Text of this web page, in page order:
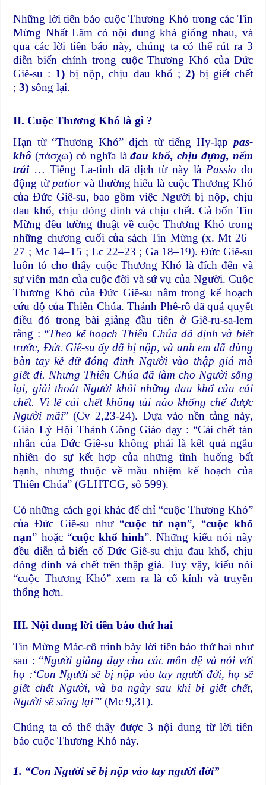
Những lời tiên báo cuộc Thương Khó trong các Tin
Mừng Nhất Lãm có nội dung khá giống nhau, và
qua các lời tiên báo này, chúng ta có thể rút ra 3
diễn biến chính trong cuộc Thương Khó của Đức
Giê-su : 1) bị nộp, chịu đau khổ ; 2)bị giết chết
;3) sống lại.
II. Cuộc Thương Khó là gì ?
Hạn từ “Thương Khó” dịch từ tiếng Hy-lạp pas-
khô (πάσχω) có nghĩa làđau khổ, chịu đựng, nếm
trải … Tiếng La-tinh đã dịch từ này là Passio do
động từ patiorvà thường hiểu là cuộc Thương Khó
của Đức Giê-su, bao gồm việc Người bị nộp, chịu
đau khổ, chịu đóng đinh và chịu chết. Cả bốn Tin
Mừng đều tường thuật về cuộc Thương Khó trong
những chương cuối của sách Tin Mừng (x. Mt 26–
27 ; Mc 14–15 ; Lc 22–23 ; Ga 18–19). Đức Giê-su
luôn tỏ cho thấy cuộc Thương Khó là đích đến và
sự viên mãn của cuộc đời và sứ vụ của Người. Cuộc
Thương Khó của Đức Giê-su nằm trong kế hoạch
cứu độ của Thiên Chúa. Thánh Phê-rô đã quả quyết
điều đó trong bài giảng đầu tiên ở Giê-ru-sa-lem
rằng : “Theo kế hoạch Thiên Chúa đã định và biết
trước, Đức Giê-su ấy đã bị nộp, và anh em đã dùng
bàn tay kẻ dữ đóng đinh Người vào thập giá mà
giết đi. Nhưng Thiên Chúa đã làm cho Người sống
lại, giải thoát Người khỏi những đau khổ của cái
chết. Vì lẽ cái chết không tài nào khống chế được
Người mãi” (Cv 2,23-24). Dựa vào nền tảng này,
Giáo Lý Hội Thánh Công Giáo dạy : “Cái chết tàn
nhẫn của Đức Giê-su không phải là kết quả ngẫu
nhiên do sự kết hợp của những tình huống bất
hạnh, nhưng thuộc về mầu nhiệm kế hoạch của
Thiên Chúa” (GLHTCG, số 599).
Có những cách gọi khác để chỉ “cuộc Thương Khó”
của Đức Giê-su như “cuộc tử nạn”, “cuộc khổ
nạn” hoặc “cuộc khổ hình”. Những kiểu nói này
đều diễn tả biến cố Đức Giê-su chịu đau khổ, chịu
đóng đinh và chết trên thập giá. Tuy vậy, kiểu nói
“cuộc Thương Khó” xem ra là cổ kính và truyền
thống hơn.
III. Nội dung lời tiên báo thứ hai
Tin Mừng Mác-cô trình bày lời tiên báo thứ hai như
sau : “Người giảng dạy cho các môn đệ và nói với
họ :‘Con Người sẽ bị nộp vào tay người đời, họ sẽ
giết chết Người, và ba ngày sau khi bị giết chết,
Người sẽ sống lại’” (Mc 9,31).
Chúng ta có thể thấy được 3 nội dung từ lời tiên
báo cuộc Thương Khó này.
1. “Con Người sẽ bị nộp vào tay người đời”